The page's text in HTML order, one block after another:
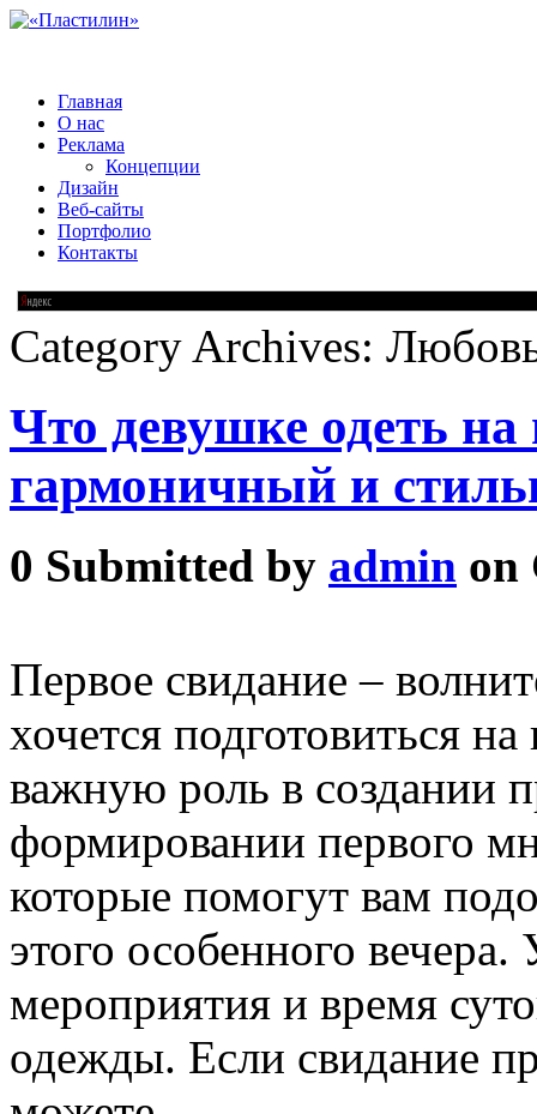
Главная
О нас
Реклама
Концепции
Дизайн
Веб-сайты
Портфолио
Контакты
Category Archives:
Что девушке одеть на
гармоничный и
0 Submitted by admin on
Первое свидание –
хочется подготовиться
важную роль в создании
формировании первого
которые помогут вам
этого особенного
мероприятия и время
одежды. Если свидание